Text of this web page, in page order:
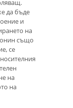
да бъде
и
на
също
се
на
на